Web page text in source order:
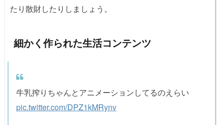
たり散財したりしましょう。
細かく作られた生活コンテンツ
牛乳搾りちゃんとアニメーションしてるのえらい
pic.twitter.com/DPZ1kMRynv